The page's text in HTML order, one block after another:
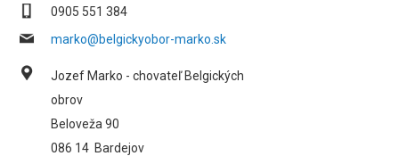
0905 551 384
marko@belgickyobor-marko.sk
Jozef Marko - chovateľ Belgických
obrov
Beloveža 90
086 14 Bardejov